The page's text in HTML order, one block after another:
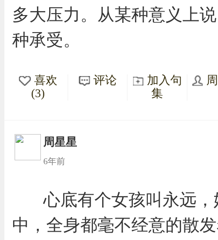
多大压力。从某种意义上
种承受。
喜欢
(3)
评论
加入句
集
周星星
6年前
心底有个女孩叫永远
中，全身都毫不经意的散